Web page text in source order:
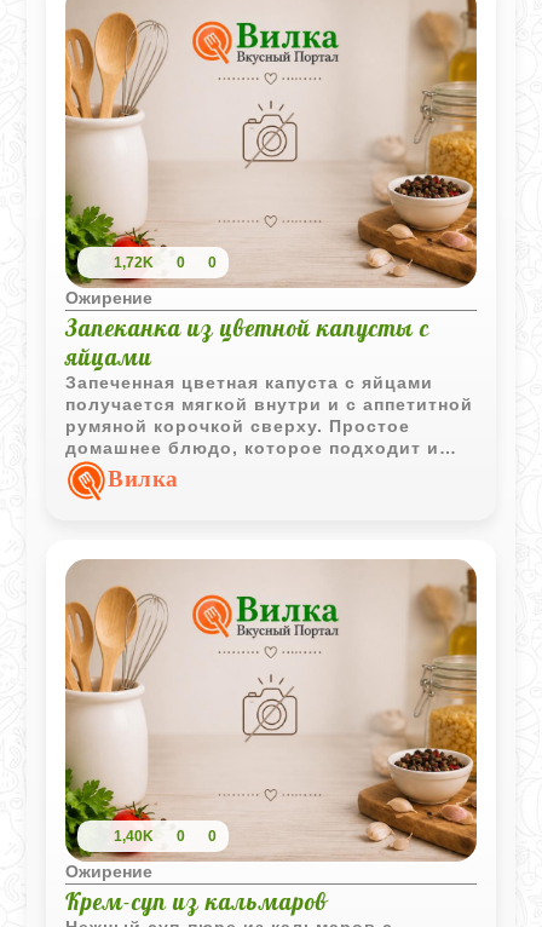
1,72K 0 0
Ожирение
Запеканка из цветной капусты с
яйцами
Запеченная цветная капуста с яйцами
получается мягкой внутри и с аппетитной
румяной корочкой сверху. Простое
домашнее блюдо, которое подходит и
для легкого ужина, и для горячего
гарнира.
Вилка
1,40K 0 0
Ожирение
Крем-суп из кальмаров